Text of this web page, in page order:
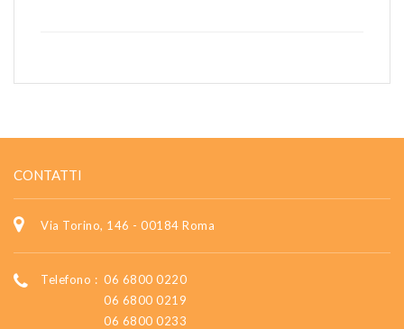
CONTATTI
Via Torino, 146 - 00184 Roma
Telefono : 06 6800 0220
06 6800 0219
06 6800 0233